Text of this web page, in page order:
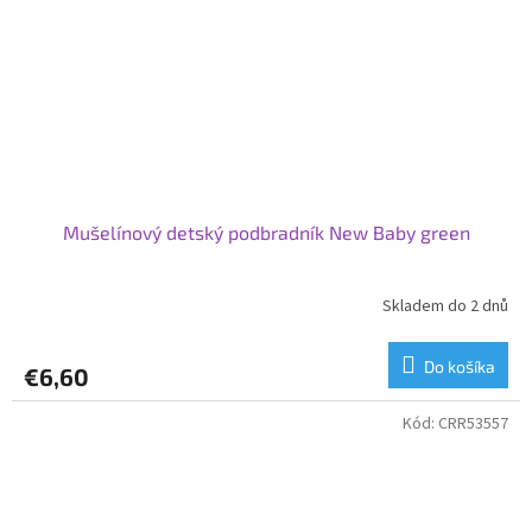
Mušelínový detský podbradník New Baby green
Skladem do 2 dnů
€6,60 Do košíka
Kód: CRR53557